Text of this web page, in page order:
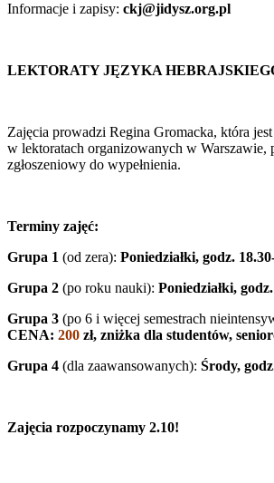
Informacje i zapisy: ckj@jidysz.org.pl
LEKTORATY JĘZYKA
Zajęcia prowadzi Regina Gromacka, która
w lektoratach organizowanych w Warszawie,
zgłoszeniowy do wypełnienia.
Terminy zajęć:
Grupa 1 (od zera): Poniedziałki, godz.
Grupa 2 (po roku nauki): Poniedziałki,
Grupa 3 (po 6 i więcej semestrach
CENA: 200 zł, zniżka dla studentów,
Grupa 4 (dla zaawansowanych): Środy,
Zajęcia rozpoczynamy 2.10!